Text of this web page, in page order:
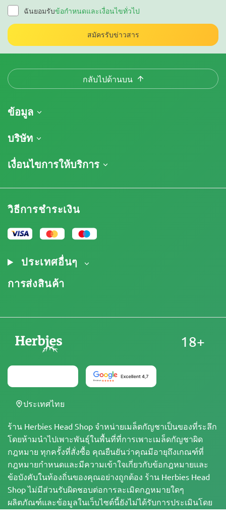
ฉันยอมรับข้อกำหนดและเงื่อนไขทั่วไป
สมัครรับข่าวสาร
กลับไปด้านบน
ข้อมูล
การจัดส่งสินค้า
นโยบายการคืนสินค้า
โปรโมชั่น
บริษัท
เกี่ยวกับเรา
บทวิจารณ์
โปรแกรมพันธมิตรกัญชา
แผนผังเว็บไซต์
เงื่อนไขการให้บริการ
ข้อกำหนดและเงื่อนไข
การปฏิเสธความรับผิดโดยข้อจำกัดความรับผิดชอบ
นโยบายความเป็นส่วนตัว
นโยบายการใช้คุกกี้
วิธีการชำระเงิน
ประเทศอื่นๆ
การส่งสินค้า
ร้าน Herbies Head Shop จำหน่ายเมล็ดกัญชาเป็นของที่ระลึก
โดยห้ามนำไปเพาะพันธุ์ในพื้นที่ที่การเพาะเมล็ดกัญชาผิด
กฎหมาย ทุกครั้งที่สั่งซื้อ คุณยืนยันว่าคุณมีอายุถึงเกณฑ์ที่
กฎหมายกำหนดและมีความเข้าใจเกี่ยวกับข้อกฎหมายและ
ข้อบังคับในท้องถิ่นของคุณอย่างถูกต้อง ร้าน Herbies Head
Shop ไม่มีส่วนรับผิดชอบต่อการละเมิดกฎหมายใดๆ
ผลิตภัณฑ์และข้อมูลในเว็บไซต์นี้ยังไม่ได้รับการประเมินโดย
18+
ประเทศไทย